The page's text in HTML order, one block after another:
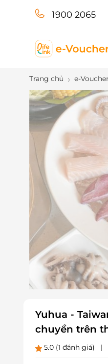
1900 2065
Trang chủ e-Voucher
Yuhua -
chuyền trên
5.0 (1 đánh giá) |